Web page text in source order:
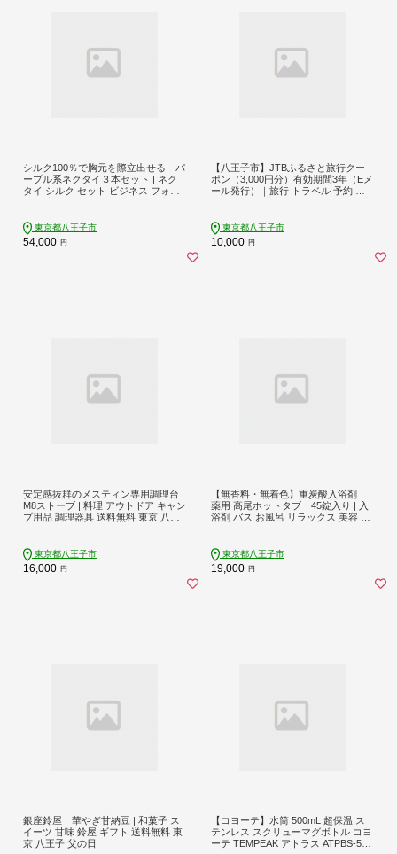
シルク100％で胸元を際立出せる パ
ープル系ネクタイ３本セット | ネク
タイ シルク セット ビジネス フォー
東京都八王子市
54,000 円
【八王子市】JTBふるさと旅行クー
ポン（3,000円分）有効期間3年（Eメ
ール発行）｜旅行 トラベル 予約 国
子供 子連れ カップル 家族 人気 おす
すめ 旅行クーポン 店頭 オンライン
ネット予約 東京 八王子
東京都八王子市
10,000 円
安定感抜群のメスティン専用調理台
M8ストーブ | 料理 アウトドア キャン
プ用品 調理器具 送料無料 東京 八王
東京都八王子市
16,000 円
【無香料・無着色】重炭酸入浴剤
薬用 高尾ホットタブ 45錠入り | 入
浴剤 バス お風呂 リラックス 美容 送
東京都八王子市
19,000 円
銀座鈴屋 華やぎ甘納豆 | 和菓子 ス
イーツ 甘味 鈴屋 ギフト 送料無料 東
京 八王子 父の日
【コヨーテ】水筒 500mL 超保温 ス
テンレス スクリューマグボトル コヨ
ーテ TEMPEAK アトラス ATPBS-500